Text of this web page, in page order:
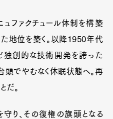
ファクチュール体制を構築
た地位を築く。以降1950年代
独創的な技術開発を誇った
頭でやむなく休眠状態へ。再
だ。
り、その復権の旗頭となる